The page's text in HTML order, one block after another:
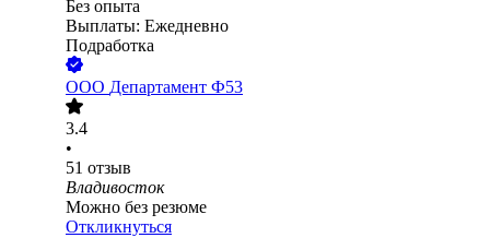
Без опыта
Выплаты: Ежедневно
Подработка
ООО Департамент Ф53
3.4
•
51 отзыв
Владивосток
Можно без резюме
Откликнуться